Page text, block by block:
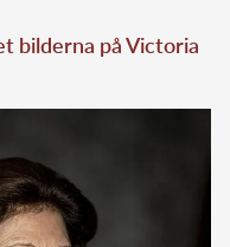
bilderna på Victoria